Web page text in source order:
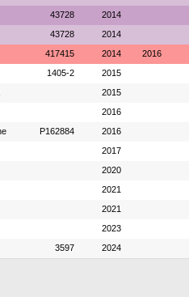
43728 2014
43728 2014
417415 2014 2016
1405-2 2015
2015
2016
P162884 2016
2017
2020
2021
2021
2023
3597 2024